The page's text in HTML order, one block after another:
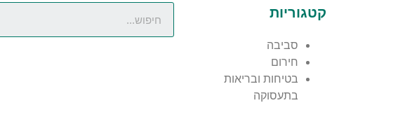
קטגוריות
סביבה
חירום
בטיחות ובריאות
בתעסוקה